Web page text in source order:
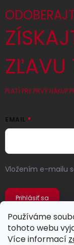
Používáme
tohoto webu
Více informací
PLATÍ PRE PRVÝ NÁKUP
EMAIL
Vložením e-mailu
Prihlásiť sa